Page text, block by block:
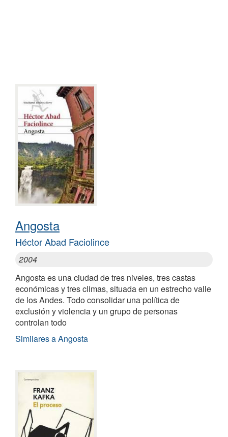
Angosta
Héctor Abad Faciolince
2004
Angosta es una ciudad de tres niveles, tres castas
económicas y tres climas, situada en un estrecho valle
de los Andes. Todo consolidar una política de
exclusión y violencia y un grupo de personas
controlan todo
Similares a Angosta